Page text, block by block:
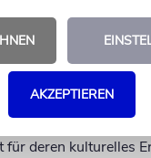
Douglas ist
Star mit jüdischem
wird für seine
zu der spanischen Insel
für deren kulturelles
AKZEPTIEREN